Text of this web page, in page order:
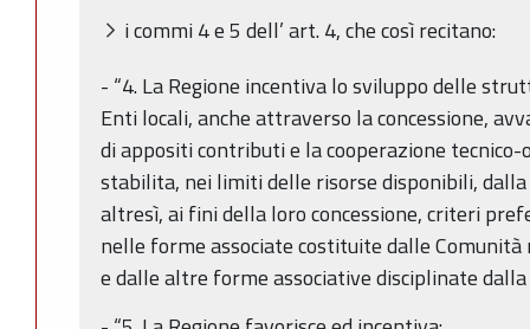
i commi 4 e 5 dell’ art. 4, che così recitano:
- “4. La Regione incentiva lo sviluppo delle
Enti locali, anche attraverso la concessione,
di appositi contributi e la cooperazione
stabilita, nei limiti delle risorse disponibili,
altresì, ai fini della loro concessione, criteri
nelle forme associate costituite dalle
e dalle altre forme associative disciplinate dalla